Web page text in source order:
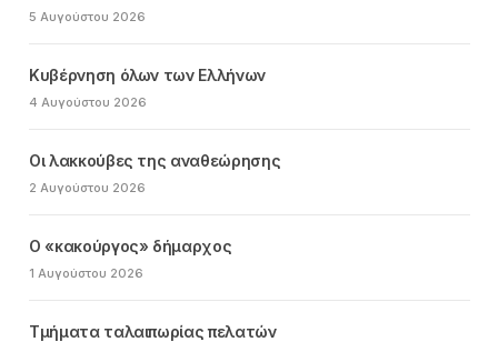
5 Αυγούστου 2026
Κυβέρνηση όλων των Ελλήνων
4 Αυγούστου 2026
Οι λακκούβες της αναθεώρησης
2 Αυγούστου 2026
Ο «κακούργος» δήμαρχος
1 Αυγούστου 2026
Τμήματα ταλαιπωρίας πελατών